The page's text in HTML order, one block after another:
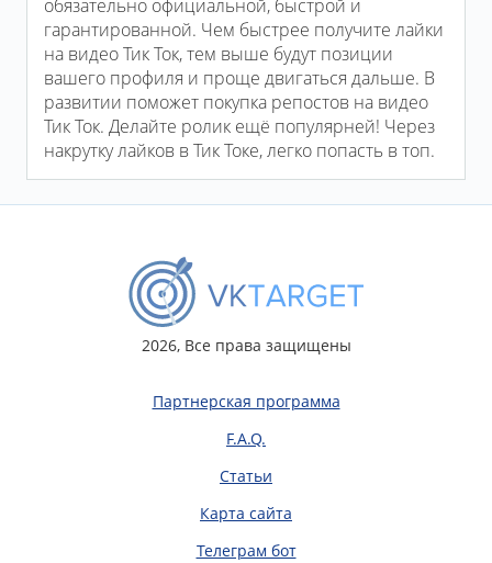
обязательно официальной, быстрой и
гарантированной. Чем быстрее получите лайки
на видео Тик Ток, тем выше будут позиции
вашего профиля и проще двигаться дальше. В
развитии поможет покупка репостов на видео
Тик Ток. Делайте ролик ещё популярней! Через
накрутку лайков в Тик Токе, легко попасть в топ.
2026, Все права защищены
Партнерская программа
F.A.Q.
Статьи
Карта сайта
Телеграм бот